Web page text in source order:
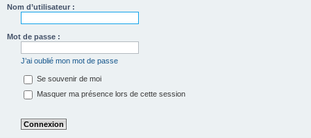
Nom d’utilisateur :
Mot de passe :
J’ai oublié mon mot de passe
Se souvenir de moi
Masquer ma présence lors de cette session